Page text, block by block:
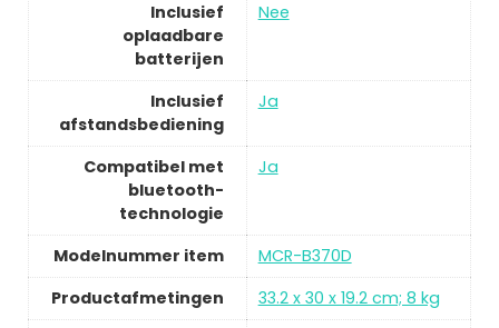
Inclusief
oplaadbare
batterijen
Nee
Inclusief
afstandsbediening
Ja
Compatibel met
bluetooth-
technologie
Ja
Modelnummer item
MCR-B370D
Productafmetingen
33.2 x 30 x 19.2 cm; 8 kg